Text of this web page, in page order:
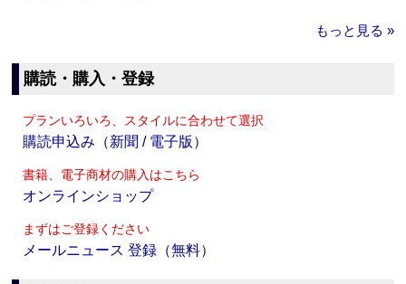
もっと見る »
購読・購入・登録
プランいろいろ、スタイルに合わせて選択
購読申込み（新聞 / 電子版）
書籍、電子商材の購入はこちら
オンラインショップ
まずはご登録ください
メールニュース 登録（無料）